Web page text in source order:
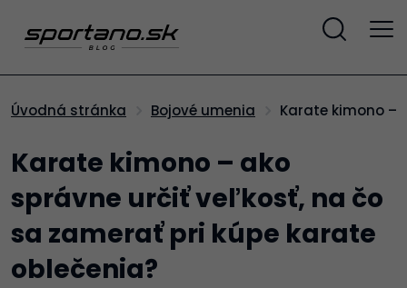
Úvodná stránka Bojové umenia Karate kimono
Karate kimono – ako
správne určiť veľkosť, na čo
sa zamerať pri kúpe karate
oblečenia?